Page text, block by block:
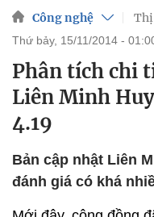
Công nghệ
thứ bảy, 15/11/2014 -
Phân tích chi
Liên Minh
4.19
Bản cập nhật Liên
đánh giá có khá